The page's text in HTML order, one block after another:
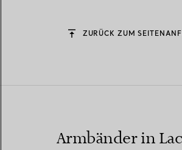
ZURÜCK ZUM
Armbänder in